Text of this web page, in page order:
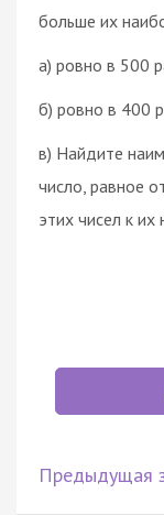
больше их
а) ровно в 500
б) ровно в 400
в) Найдите
число, равное
этих чисел к
Предыдущая